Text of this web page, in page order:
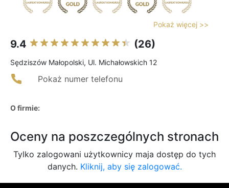
Pokaż więcej >>
9.4 (26)
Sędziszów Małopolski, Ul. Michałowskich 12
Pokaż numer telefonu
O firmie:
Oceny na poszczególnych stronach
Tylko zalogowani użytkownicy maja dostęp do tych
danych. Kliknij, aby się zalogować.